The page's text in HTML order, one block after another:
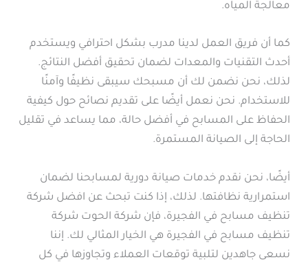
معالجة المياه.
كما أن فريق العمل لدينا مدرب بشكل احترافي ويستخدم
أحدث التقنيات والمعدات لضمان تحقيق أفضل النتائج.
لذلك، نحن نضمن لك أن مسبحك سيبقى نظيفًا وآمنًا
للاستخدام. نحن نعمل أيضًا على تقديم نصائح حول كيفية
الحفاظ على المسابح في أفضل حالة، مما يساعد في تقليل
الحاجة إلى الصيانة المستمرة.
أيضًا، نحن نقدم خدمات صيانة دورية لمسابحنا لضمان
استمرارية نظافتها. لذلك، إذا كنت تبحث عن افضل شركة
تنظيف مسابح في الفجيرة، فإن شركة الحوت شركة
تنظيف مسابح في الفجيرة هي الخيار المثالي لك. إننا
نسعى جاهدين لتلبية توقعات العملاء وتجاوزها في كل